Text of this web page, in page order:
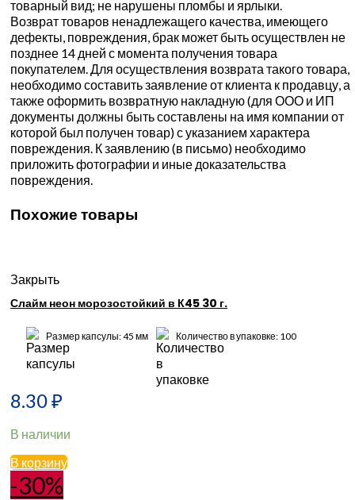
товарный вид; не нарушены пломбы и ярлыки.
Возврат товаров ненадлежащего качества, имеющего
дефекты, повреждения, брак может быть осуществлен не
позднее 14 дней с момента получения товара
покупателем. Для осуществления возврата такого товара,
необходимо составить заявление от клиента к продавцу, а
также оформить возвратную накладную (для ООО и ИП
документы должны быть составлены на имя компании от
которой был получен товар) с указанием характера
повреждения. К заявлению (в письмо) необходимо
приложить фотографии и иные доказательства
повреждения.
Похожие товары
Закрыть
Слайм неон морозостойкий в К45 30 г.
Размер капсулы: 45 мм Количество в упаковке: 100
8.30₽
В наличии
В корзину
-30%